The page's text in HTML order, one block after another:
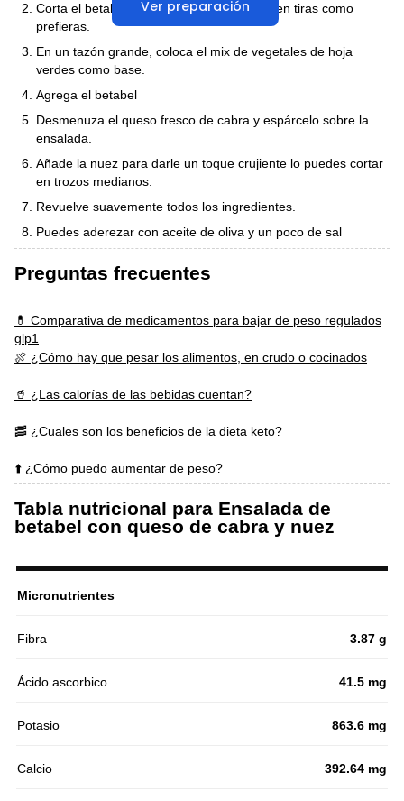
Ver preparación
Corta el betabel crudo en rodajas finas, o en tiras como
prefieras.
En un tazón grande, coloca el mix de vegetales de hoja
verdes como base.
Agrega el betabel
Desmenuza el queso fresco de cabra y espárcelo sobre la
ensalada.
Añade la nuez para darle un toque crujiente lo puedes cortar
en trozos medianos.
Revuelve suavemente todos los ingredientes.
Puedes aderezar con aceite de oliva y un poco de sal
Preguntas frecuentes
💊 Comparativa de medicamentos para bajar de peso regulados
glp1
🍖 ¿Cómo hay que pesar los alimentos, en crudo o cocinados
🥤 ¿Las calorías de las bebidas cuentan?
🥓 ¿Cuales son los beneficios de la dieta keto?
⬆️ ¿Cómo puedo aumentar de peso?
Tabla nutricional para Ensalada de
betabel con queso de cabra y nuez
Micronutrientes
Fibra 3.87 g
Ácido ascorbico 41.5 mg
Potasio 863.6 mg
Calcio 392.64 mg